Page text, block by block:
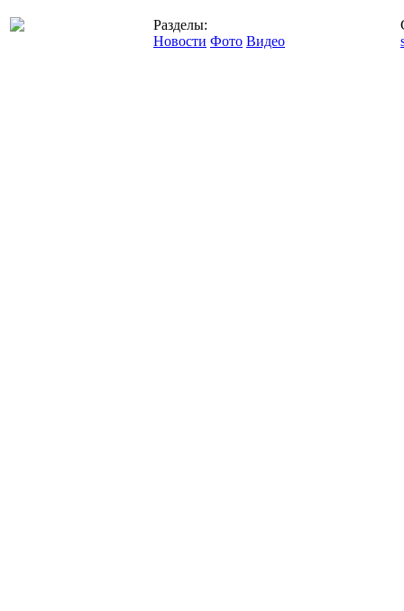
Разделы:
Новости Фото Видео